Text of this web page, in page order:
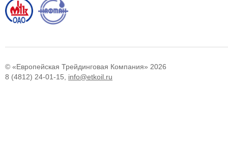
© «Европейская Трейдинговая Компания» 2026
8 (4812) 24-01-15, info@etkoil.ru